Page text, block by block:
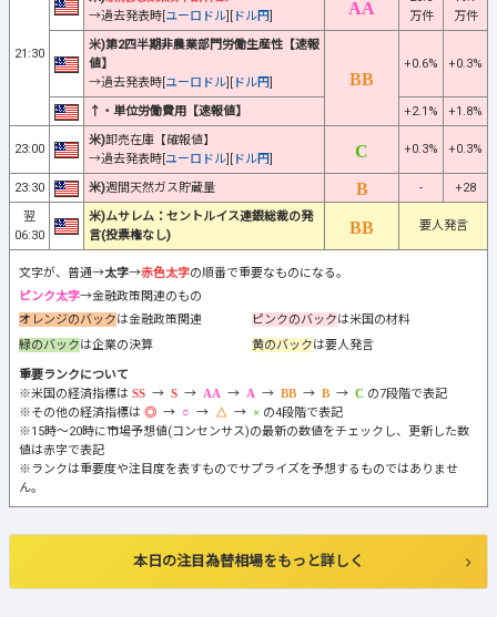
21:30
→過去発表時[ユーロドル][ ドル円]
万件
万件
米)第2四半期非農業部門労働生産性【速報
値】
→過去発表時[ユーロドル][ ドル円]
+0.6% +0.3%
↑・単位労働費用【速報値】 +2.1% +1.8%
23:00
米)卸売在庫【確報値】
→過去発表時[ユーロドル][ ドル円]
+0.3% +0.3%
23:30 米)週間天然ガス貯蔵量 -
+28
翌
06:30
米)ムサレム：セントルイス連銀総裁の発
言(投票権なし)
要人発言
文字が、普通→太字→赤色太字の順番で重要なものになる。
ピンク太字→金融政策関連のもの
オレンジのバックは金融政策関連 ピンクのバックは米国の材料
緑のバックは企業の決算 黄のバックは要人発言
重要ランクについて
※米国の経済指標は
→ → → → → →
の7段階で表記
※その他の経済指標は
→ → →
の4段階で表記
※15時～20時に市場予想値(コンセンサス)の最新の数値をチェックし、更新した数
値は赤字で表記
※ランクは重要度や注目度を表すものでサプライズを予想するものではありませ
ん。
本日の注目為替相場をもっと詳しく